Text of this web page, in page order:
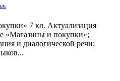
7 кл. Актуализация
«Магазины и покупки»;
и диалогической речи;